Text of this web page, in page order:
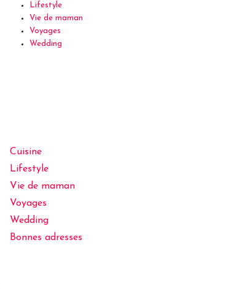
Lifestyle
Vie de maman
Voyages
Wedding
Cuisine
Lifestyle
Vie de maman
Voyages
Wedding
Bonnes adresses